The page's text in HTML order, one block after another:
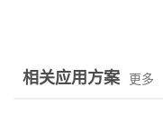
相关应用方案 更多